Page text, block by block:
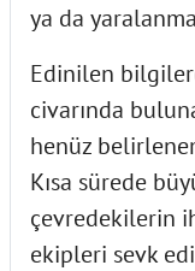
ya da
Edinilen
civarında
henüz
Kısa sürede
çevredekilerin
ekipleri sevk